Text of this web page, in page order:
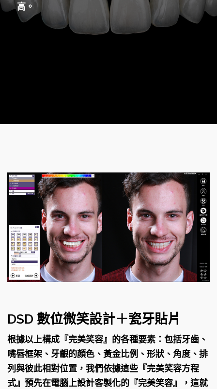
高。
DSD 數位微笑設計＋瓷牙貼片
根據以上構成『完美笑容』的各種要素：包括牙齒 、
嘴唇框架 、 牙齦的顏色、黃金比例、形狀、角度、排
列與彼此相對位置，我們依據這些『完美笑容方程
式』預先在電腦上設計客製化的『完美笑容』，這就